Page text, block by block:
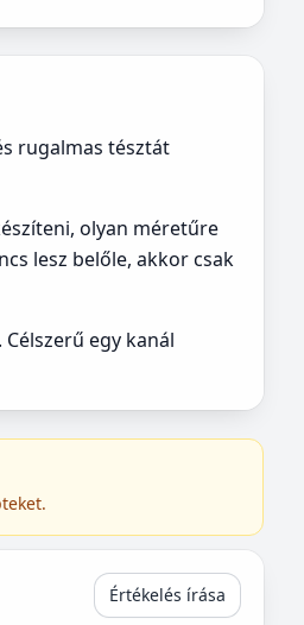
rugalmas tésztát
olyan méretűre
lesz belőle, akkor csak
egy kanál
Értékelés írása